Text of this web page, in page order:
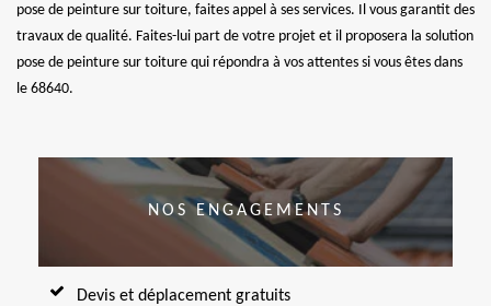
pose de peinture sur toiture, faites appel à ses services. Il vous garantit des
travaux de qualité. Faites-lui part de votre projet et il proposera la solution
pose de peinture sur toiture qui répondra à vos attentes si vous êtes dans
le 68640.
NOS ENGAGEMENTS
Devis et déplacement gratuits